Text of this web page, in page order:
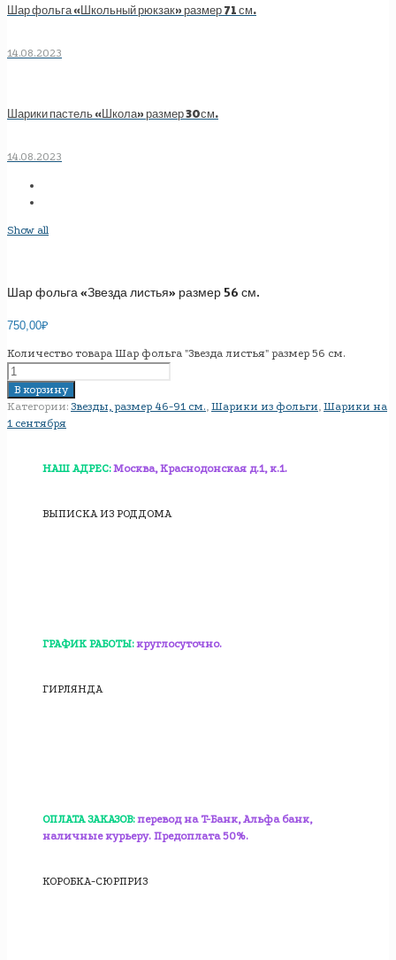
Шар фольга «Школьный рюкзак» размер 71 см.
14.08.2023
Шарики пастель «Школа» размер 30см.
14.08.2023
Show all
Шар фольга «Звезда листья» размер 56 см.
750,00₽
Количество товара Шар фольга "Звезда листья" размер 56 см.
В корзину
Категории: Звезды, размер 46-91 см., Шарики из фольги, Шарики на
1 сентября
НАШ АДРЕС: Москва, Краснодонская д.1, к.1.
ВЫПИСКА ИЗ РОДДОМА
ГРАФИК РАБОТЫ: круглосуточно.
ГИРЛЯНДА
ОПЛАТА ЗАКАЗОВ: перевод на T-Банк, Альфа банк,
наличные курьеру. Предоплата 50%.
КОРОБКА-СЮРПРИЗ